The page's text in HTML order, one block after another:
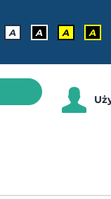
A A A A